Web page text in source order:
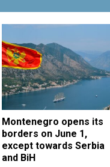
Montenegro opens its
borders on June 1,
except towards Serbia
and BiH